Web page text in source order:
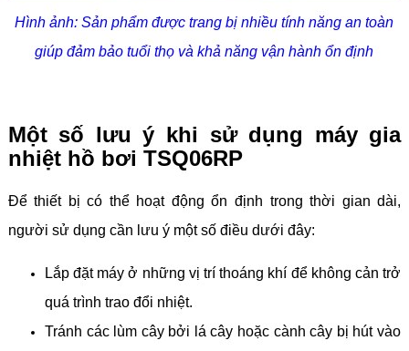
Hình ảnh: Sản phẩm được trang bị nhiều tính năng an toàn
giúp đảm bảo tuổi thọ và khả năng vận hành ổn định
Một số lưu ý khi sử dụng máy gia
nhiệt hồ bơi TSQ06RP
Để thiết bị có thể hoạt động ổn định trong thời gian dài,
người sử dụng cần lưu ý một số điều dưới đây:
Lắp đặt máy ở những vị trí thoáng khí để không cản trở
quá trình trao đổi nhiệt.
Tránh các lùm cây bởi lá cây hoặc cành cây bị hút vào